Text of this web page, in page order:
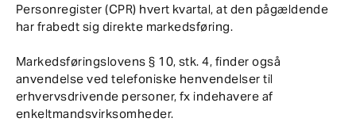
Personregister (CPR) hvert kvartal, at den pågældende
har frabedt sig direkte markedsføring.
Markedsføringslovens § 10, stk. 4, finder også
anvendelse ved telefoniske henvendelser til
erhvervsdrivende personer, fx indehavere af
enkeltmandsvirksomheder.